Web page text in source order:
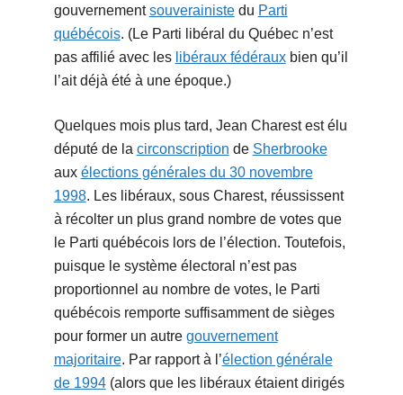
gouvernementsouverainistedu Parti
québécois. (Le Parti libéral du Québec n’est
pas affilié avec les libéraux fédérauxbien qu’il
l’ait déjà été à une époque.)
Quelques mois plus tard, Jean Charest est élu
député de la circonscription de Sherbrooke
aux élections générales du 30 novembre
1998. Les libéraux, sous Charest, réussissent
à récolter un plus grand nombre de votes que
le Parti québécois lors de l’élection. Toutefois,
puisque le système électoral n’est pas
proportionnel au nombre de votes, le Parti
québécois remporte suffisamment de sièges
pour former un autre gouvernement
majoritaire. Par rapport à l’élection générale
de 1994(alors que les libéraux étaient dirigés